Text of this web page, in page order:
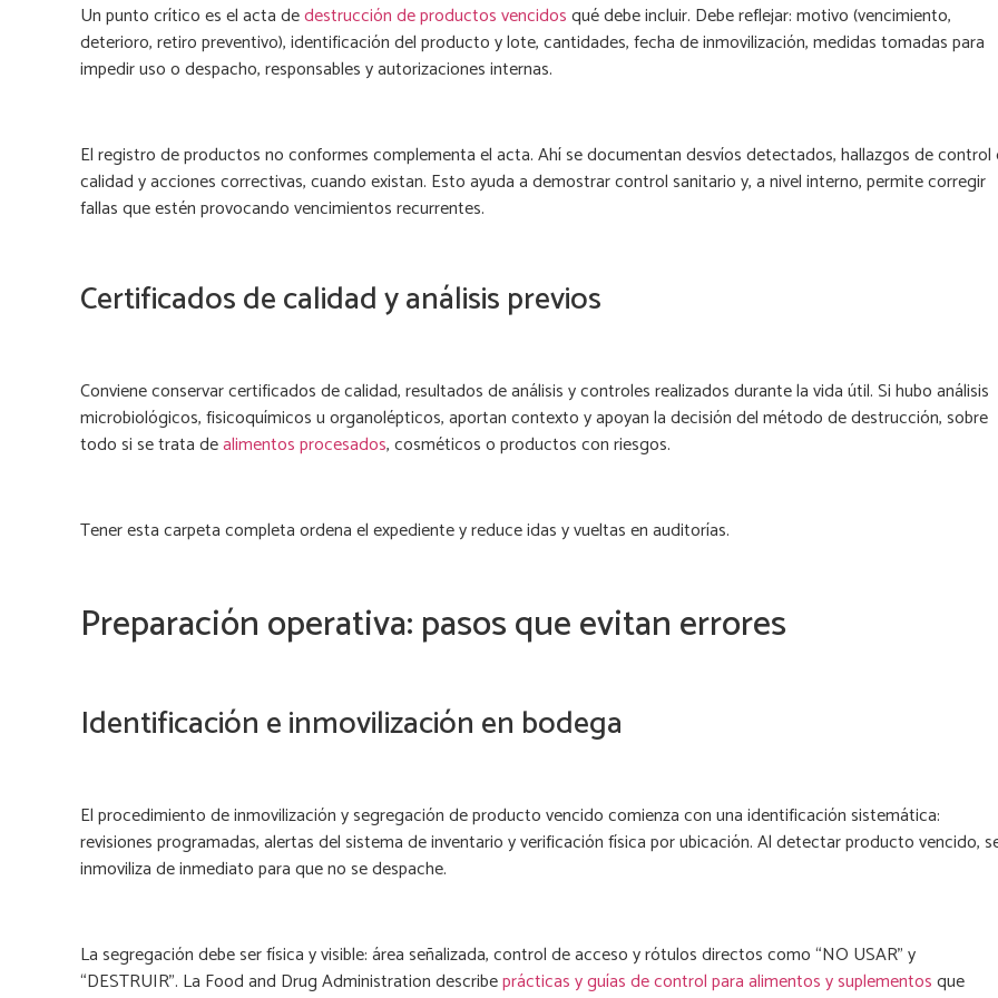
Un punto crítico es el acta dedestrucción de productos vencidosqué debe incluir. Debe reflejar: motivo (vencimiento,
deterioro, retiro preventivo), identificación del producto y lote, cantidades, fecha de inmovilización, medidas tomadas para
impedir uso o despacho, responsables y autorizaciones internas.
El registro de productos no conformes complementa el acta. Ahí se documentan desvíos detectados, hallazgos de control
calidad y acciones correctivas, cuando existan. Esto ayuda a demostrar control sanitario y, a nivel interno, permite corregir
fallas que estén provocando vencimientos recurrentes.
Certificados de calidad y análisis previos
Conviene conservar certificados de calidad, resultados de análisis y controles realizados durante la vida útil. Si hubo análisis
microbiológicos, fisicoquímicos u organolépticos, aportan contexto y apoyan la decisión del método de destrucción, sobre
todo si se trata dealimentos procesados, cosméticos o productos con riesgos.
Tener esta carpeta completa ordena el expediente y reduce idas y vueltas en auditorías.
Preparación operativa: pasos que evitan errores
Identificación e inmovilización en bodega
El procedimiento de inmovilización y segregación de producto vencido comienza con una identificación sistemática:
revisiones programadas, alertas del sistema de inventario y verificación física por ubicación. Al detectar producto vencido,
inmoviliza de inmediato para que no se despache.
La segregación debe ser física y visible: área señalizada, control de acceso y rótulos directos como “NO USAR” y
“DESTRUIR”. La Food and Drug Administration describeprácticas y guías de control para alimentos y suplementosque